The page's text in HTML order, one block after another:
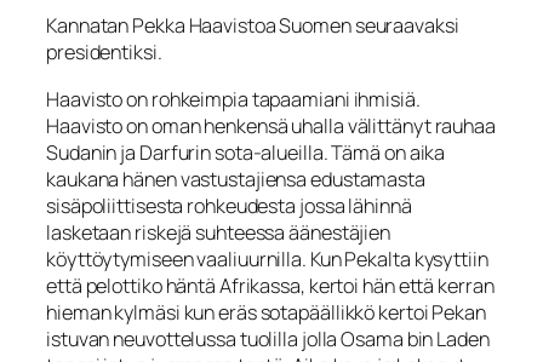
Kannatan Pekka Haavistoa Suomen seuraavaksi
presidentiksi.
Haavisto on rohkeimpia tapaamiani ihmisiä.
Haavisto on oman henkensä uhalla välittänyt rauhaa
Sudanin ja Darfurin sota-alueilla. Tämä on aika
kaukana hänen vastustajiensa edustamasta
sisäpoliittisesta rohkeudesta jossa lähinnä
lasketaan riskejä suhteessa äänestäjien
köyttöytymiseen vaaliuurnilla. Kun Pekalta kysyttiin
että pelottiko häntä Afrikassa, kertoi hän että kerran
hieman kylmäsi kun eräs sotapäällikkö kertoi Pekan
istuvan neuvottelussa tuolilla jolla Osama bin Laden